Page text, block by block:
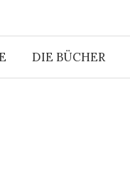
DIE BÜCHER